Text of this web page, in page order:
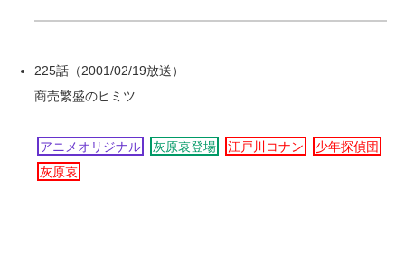
225話（2001/02/19放送）
商売繁盛のヒミツ
アニメオリジナル 灰原哀登場 江戸川コナン
少年探偵団
灰原哀